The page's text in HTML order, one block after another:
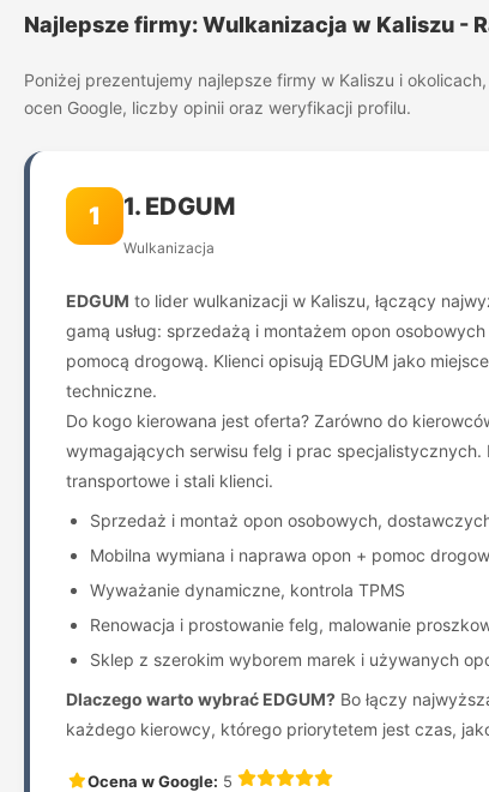
Najlepsze firmy: Wulkanizacja w Kaliszu -
Poniżej prezentujemy najlepsze firmy w Kaliszu i
ocen Google, liczby opinii oraz weryfikacji profilu.
1 1. EDGUM
Wulkanizacja
EDGUM to lider wulkanizacji w Kaliszu, łączący
gamą usług: sprzedażą i montażem opon
pomocą drogową. Klienci opisują EDGUM jako
techniczne.
Do kogo kierowana jest oferta? Zarówno do
wymagających serwisu felg i prac specjalistycznych.
transportowe i stali klienci.
Sprzedaż i montaż opon osobowych,
Mobilna wymiana i naprawa opon + pomoc
Wyważanie dynamiczne, kontrola TPMS
Renowacja i prostowanie felg, malowanie
Sklep z szerokim wyborem marek i używanych
Dlaczego warto wybrać EDGUM? Bo łączy
każdego kierowcy, którego priorytetem jest czas,
Ocena w Google: 5